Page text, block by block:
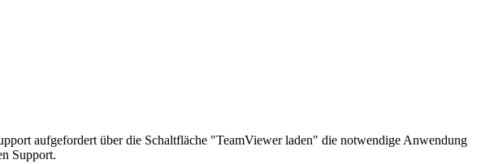
aufgefordert über die Schaltfläche "TeamViewer laden" die notwendige Anwendung
Support.